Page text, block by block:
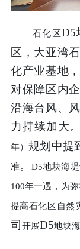
石化区D5
区，大亚湾
化产业基地
对保障区内
沿海台风、
力持续加大。
年）规划中提
准。 D5地块海
100年一遇， 为
提高石化区自然
司开展D5地块